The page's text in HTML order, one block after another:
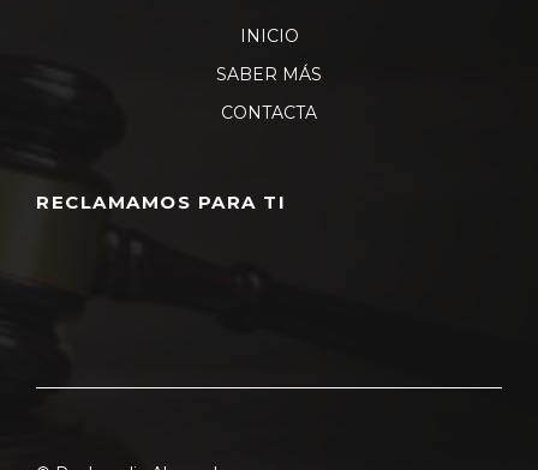
INICIO
SABER MÁS
CONTACTA
RECLAMAMOS PARA TI